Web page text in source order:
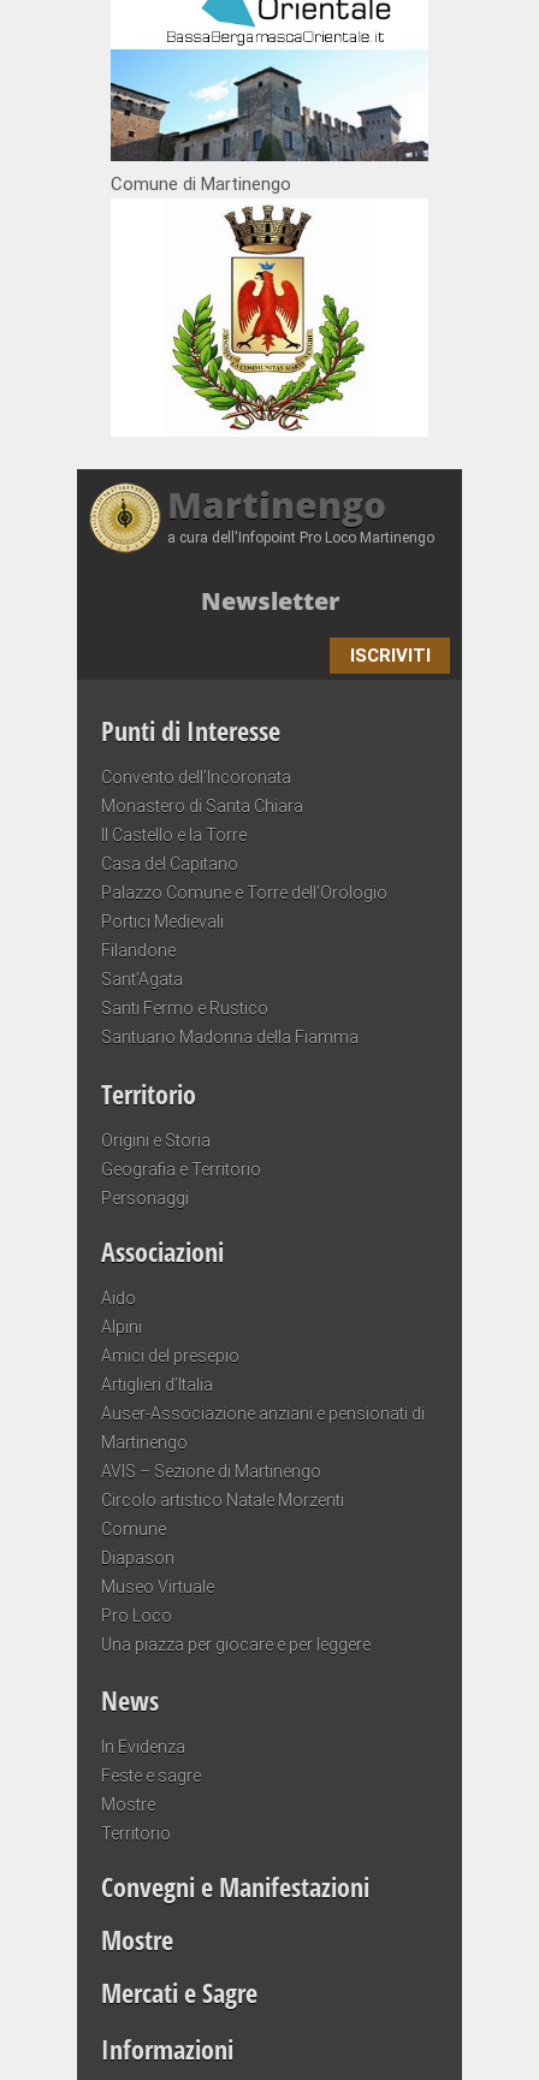
Comune di Martinengo
Martinengo
a cura dell'Infopoint Pro Loco Martinengo
Newsletter
ISCRIVITI
Punti di Interesse
Convento dell’Incoronata
Monastero di Santa Chiara
Il Castello e la Torre
Casa del Capitano
Palazzo Comune e Torre dell’Orologio
Portici Medievali
Filandone
Sant’Agata
Santi Fermo e Rustico
Santuario Madonna della Fiamma
Territorio
Origini e Storia
Geografia e Territorio
Personaggi
Associazioni
Aido
Alpini
Amici del presepio
Artiglieri d’Italia
Auser-Associazione anziani e pensionati di
Martinengo
AVIS – Sezione di Martinengo
Circolo artistico Natale Morzenti
Comune
Diapason
Museo Virtuale
Pro Loco
Una piazza per giocare e per leggere
News
In Evidenza
Feste e sagre
Mostre
Territorio
Convegni e Manifestazioni
Mostre
Mercati e Sagre
Informazioni